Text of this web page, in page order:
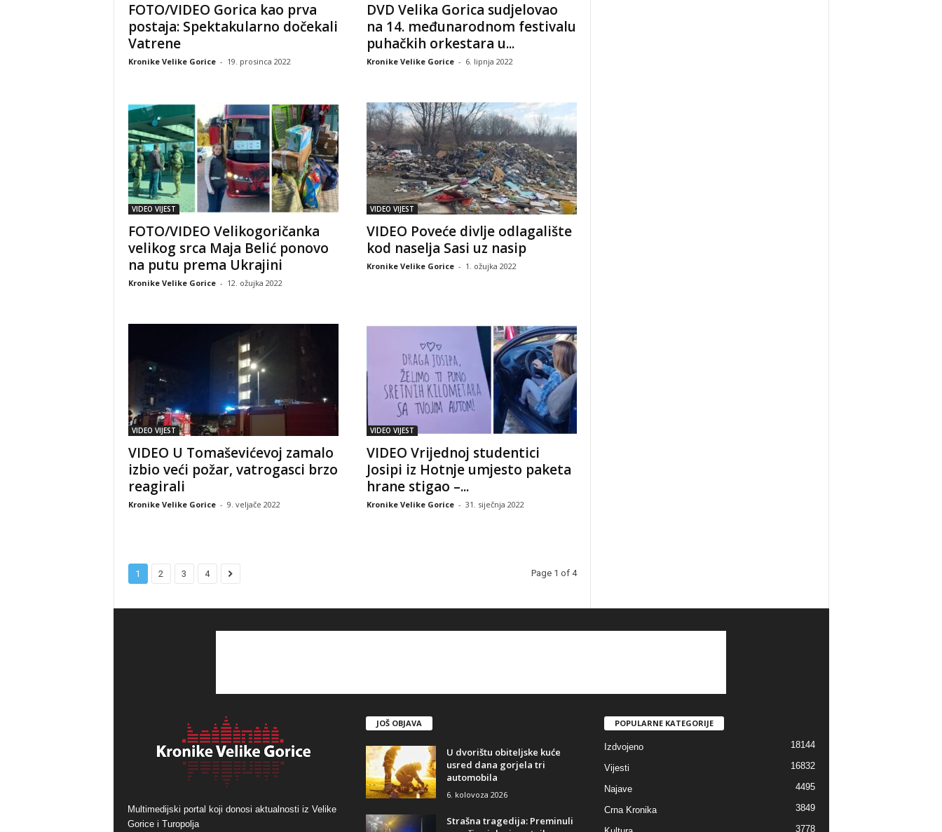
FOTO/VIDEO Gorica kao prva
postaja: Spektakularno dočekali
Vatrene
Kronike Velike Gorice - 19. prosinca 2022
DVD Velika Gorica sudjelovao
na 14. međunarodnom festivalu
puhačkih orkestara u...
Kronike Velike Gorice - 6. lipnja 2022
VIDEO VIJEST
FOTO/VIDEO Velikogoričanka
velikog srca Maja Belić ponovo
na putu prema Ukrajini
Kronike Velike Gorice - 12. ožujka 2022
VIDEO VIJEST
VIDEO Poveće divlje odlagalište
kod naselja Sasi uz nasip
Kronike Velike Gorice - 1. ožujka 2022
VIDEO VIJEST
VIDEO U Tomaševićevoj zamalo
izbio veći požar, vatrogasci brzo
reagirali
Kronike Velike Gorice - 9. veljače 2022
VIDEO VIJEST
VIDEO Vrijednoj studentici
Josipi iz Hotnje umjesto paketa
hrane stigao –...
Kronike Velike Gorice - 31. siječnja 2022
1 2 3 4 Page 1 of 4
Multimedijski portal koji donosi aktualnosti iz Velike
Gorice i Turopolja
JOŠ OBJAVA
U dvorištu obiteljske kuće
usred dana gorjela tri
automobila
6. kolovoza 2026
Strašna tragedija: Preminuli
POPULARNE KATEGORIJE
Izdvojeno 18144
Vijesti 16832
Najave 4495
Crna Kronika 3849
3778